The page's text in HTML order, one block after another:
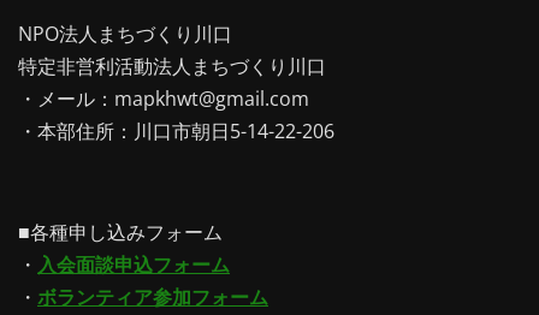
NPO法人まちづくり川口
特定非営利活動法人まちづくり川口
・メール：mapkhwt@gmail.com
・本部住所：川口市朝日5-14-22-206
■各種申し込みフォーム
・ 入会面談申込フォーム
・ ボランティア参加フォーム